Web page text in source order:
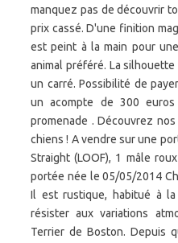
manquez pas de découvrir
prix cassé. D'une finition
est peint à la main pour
animal préféré. La
un carré. Possibilité de
un acompte de 300
promenade . Découvrez
chiens ! A vendre sur une
Straight (LOOF), 1 mâle
portée née le 05/05/2014
Il est rustique, habitué à
résister aux variations
Terrier de Boston. Depuis